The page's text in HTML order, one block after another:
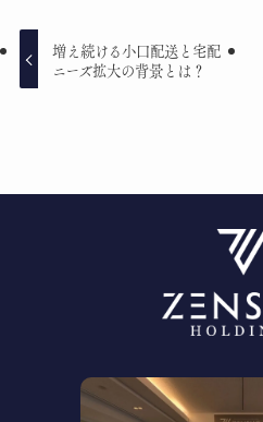
増え続ける小口配送と宅配
ニーズ拡大の背景とは？